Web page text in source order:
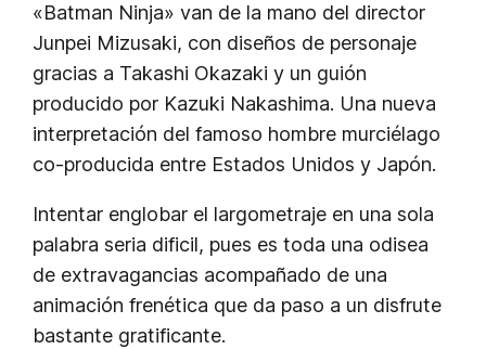
«Batman Ninja» van de la mano del director
Junpei Mizusaki, con diseños de personaje
gracias a Takashi Okazaki y un guión
producido por Kazuki Nakashima. Una nueva
interpretación del famoso hombre murciélago
co-producida entre Estados Unidos y Japón.
Intentar englobar el largometraje en una sola
palabra seria dificil, pues es toda una odisea
de extravagancias acompañado de una
animación frenética que da paso a un disfrute
bastante gratificante.